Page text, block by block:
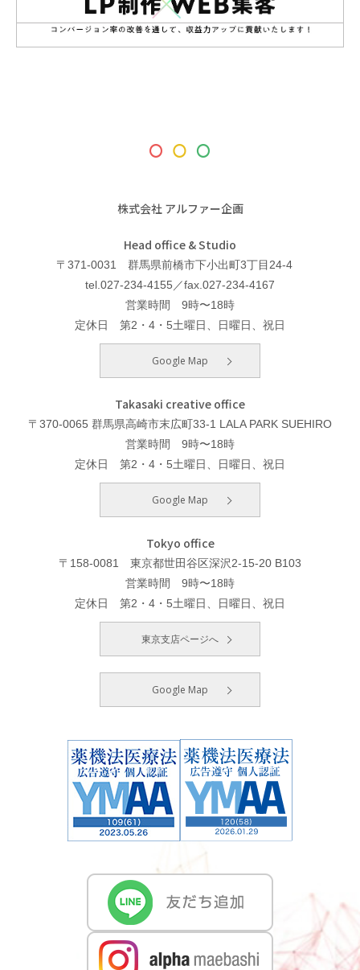
株式会社 アルファー企画
Head office & Studio
〒371-0031 群馬県前橋市下小出町3丁目24-4
tel.027-234-4155／fax.027-234-4167
営業時間 9時〜18時
定休日 第2・4・5土曜日、日曜日、祝日
Google Map
Takasaki creative office
〒370-0065 群馬県高崎市末広町33-1 LALA PARK SUEHIRO
営業時間 9時〜18時
定休日 第2・4・5土曜日、日曜日、祝日
Google Map
Tokyo office
〒158-0081 東京都世田谷区深沢2-15-20 B103
営業時間 9時〜18時
定休日 第2・4・5土曜日、日曜日、祝日
東京支店ページへ
Google Map